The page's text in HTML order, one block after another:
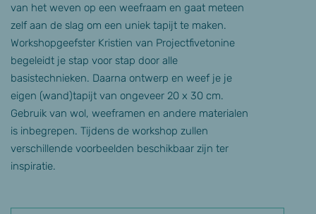
van het weven op een weefraam en gaat meteen
zelf aan de slag om een uniek tapijt te maken.
Workshopgeefster Kristien van Projectfivetonine
begeleidt je stap voor stap door alle
basistechnieken. Daarna ontwerp en weef je je
eigen (wand)tapijt van ongeveer 20 x 30 cm.
Gebruik van wol, weeframen en andere materialen
is inbegrepen. Tijdens de workshop zullen
verschillende voorbeelden beschikbaar zijn ter
inspiratie.